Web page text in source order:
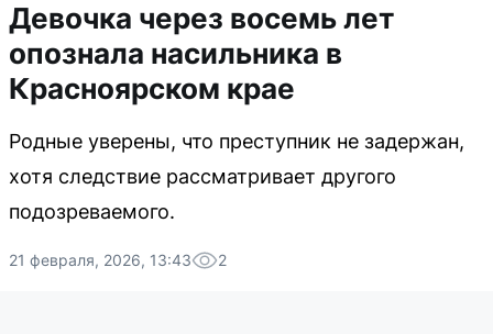
Девочка через восемь лет
опознала насильника в
Красноярском крае
Родные уверены, что преступник не задержан,
хотя следствие рассматривает другого
подозреваемого.
21 февраля, 2026, 13:43 2